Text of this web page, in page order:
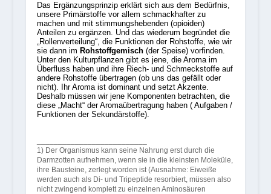
Das Ergänzungsprinzip erklärt sich aus dem Bedürfnis,
unsere Primärstoffe vor allem schmackhafter zu
machen und mit stimmungshebenden (opioiden)
Anteilen zu ergänzen. Und das wiederum begründet die
„Rollenverteilung“, die Funktionen der Rohstoffe, wie wir
sie dann im Rohstoffgemisch(der Speise) vorfinden.
Unter den Kulturpflanzen gibt es jene, die Aroma im
Überfluss haben und ihre Riech- und Schmeckstoffe auf
andere Rohstoffe übertragen (ob uns das gefällt oder
nicht). Ihr Aroma ist dominant und setzt Akzente.
Deshalb müssen wir jene Komponenten betrachten, die
diese „Macht“ der Aromaübertragung haben ( Aufgaben /
Funktionen der Sekundärstoffe).
1) Der Organismus kann seine Nahrung erst durch die
Darmzotten aufnehmen, wenn sie in die kleinsten Moleküle,
ihre Bausteine, zerlegt worden ist (Ausnahme: Eiweiße
werden auch als Di- und Tripeptide resorbiert, müssen also
nicht zwingend komplett zu einzelnen Aminosäuren